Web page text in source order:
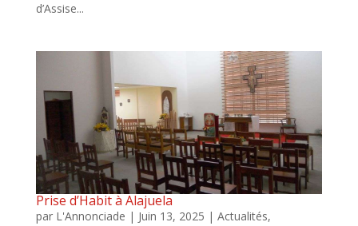
d’Assise...
Prise d’Habit à Alajuela
par L'Annonciade | Juin 13, 2025 | Actualités,